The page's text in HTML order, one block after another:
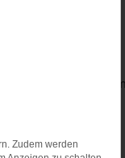
oder in
Zudem werden